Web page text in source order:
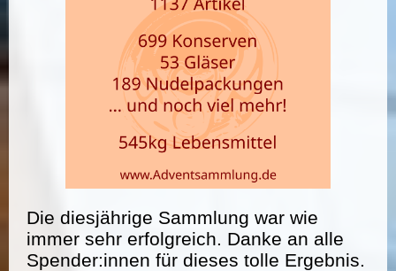
Die diesjährige Sammlung war wie
immer sehr erfolgreich. Danke an alle
Spender:innen für dieses tolle Ergebnis.